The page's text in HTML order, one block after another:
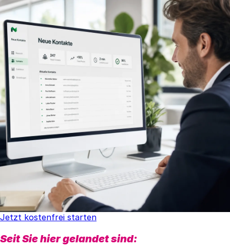
Jetzt kostenfrei starten
Seit Sie hier gelandet sind: